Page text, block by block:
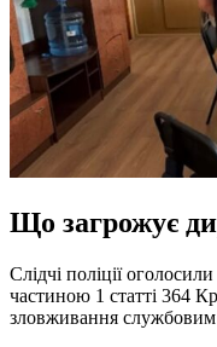
Що загрожує
Слідчі поліції
частиною 1 статті 364
зловживання